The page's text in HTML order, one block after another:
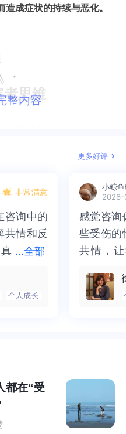
成症状的持续与恶化。
者思维
些痛苦，为什么我不能像
有的快乐和幸福 ……
不能理解我，还要对自己
是他们遗传给我，我也
其他家长 ……
整内容
更多好评
非常满意
...全部
咨询中的
共情和反
力量。
要走，
🙏❤️
咨询中的
共情和反
实的那
虽然不
但我很
个人成长
小鲸
感觉咨询
些受伤的
共情，
一部分
而且当
感觉咨询
些受伤的
共情，让
处理的
询师准
都在“受